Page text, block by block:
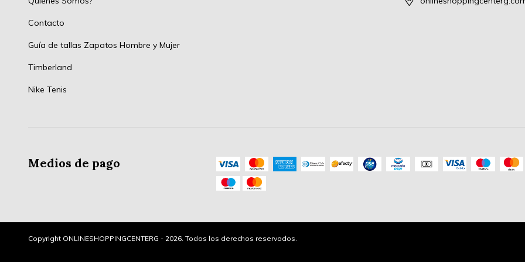
Contacto
Guía de tallas Zapatos Hombre y Mujer
Timberland
Nike Tenis
Medios de pago
Copyright ONLINESHOPPINGCENTERG - 2026. Todos los derechos reservados.